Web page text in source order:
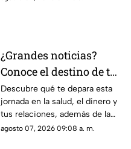
¿Grandes noticias?
Conoce el destino de tu
signo para este viernes
Descubre qué te depara esta
jornada en la salud, el dinero y
tus relaciones, además de la
palabra clave para guiar tus
agosto 07, 2026 09:08 a. m.